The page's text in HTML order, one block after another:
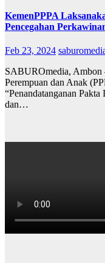
KemenPPPA
Pencegahan
Feb 23, 2024
SABUROmedia, Ambon
Perempuan dan Anak
“Penandatanganan
dan…